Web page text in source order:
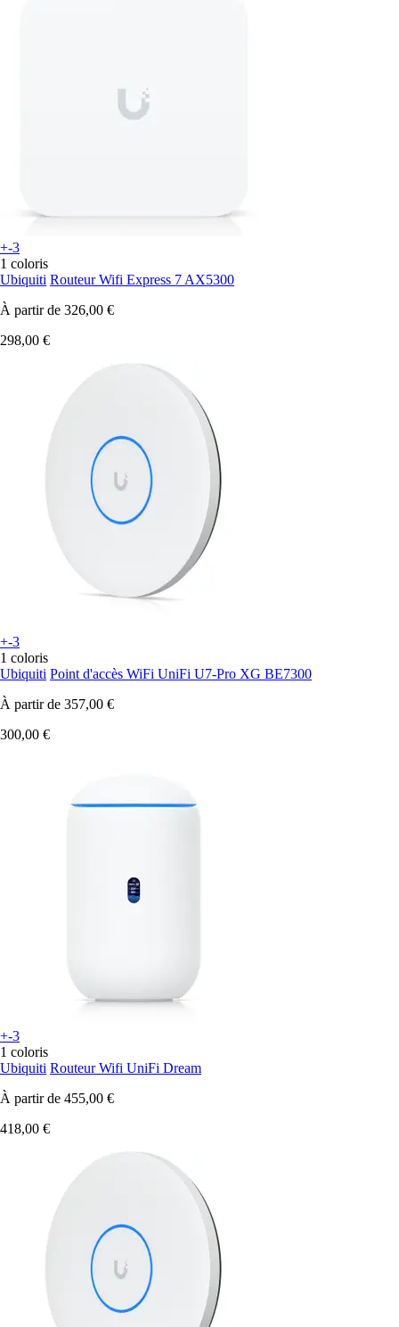
+-3
1 coloris
Ubiquiti Routeur Wifi Express 7 AX5300
À partir de 326,00 €
298,00 €
+-3
1 coloris
Ubiquiti Point d'accès WiFi UniFi U7-Pro XG BE7300
À partir de 357,00 €
300,00 €
+-3
1 coloris
Ubiquiti Routeur Wifi UniFi Dream
À partir de 455,00 €
418,00 €